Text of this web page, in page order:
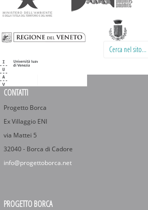
Cerca nel sito:
CONTATTI
Progetto Borca
Ex Villaggio ENI
via Mattei 5
32040 - Borca di Cadore
info@progettoborca.net
PROGETTO BORCA